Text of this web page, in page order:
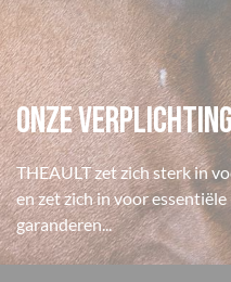
Onze
THEAULT zet zich sterk in
en zet zich in voor
garanderen...